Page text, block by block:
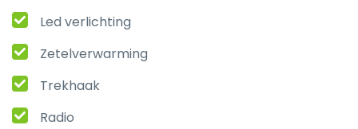
Led verlichting
Zetelverwarming
Trekhaak
Radio